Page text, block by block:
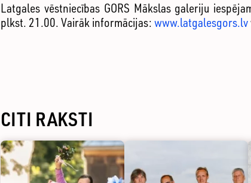
Latgales vēstniecības GORS Mākslas galeriju
plkst. 21.00. Vairāk informācijas: www.latgalesgors.lv
CITI RAKSTI